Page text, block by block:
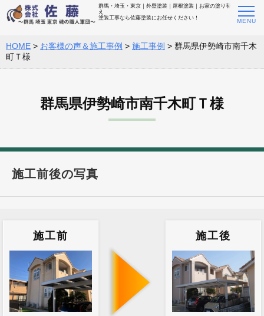
群馬・埼玉・東京｜外壁塗装｜屋根塗装｜お家の塗り替
え
塗装工事なら佐藤塗装にお任せください！
HOME > お客様の声＆施工事例 > 施工事例 > 群馬県伊勢崎市南千木
町Ｔ様
群馬県伊勢崎市南千木町Ｔ様
施工前後の写真
施工前 施工後